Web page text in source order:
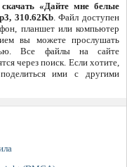
«Дайте мне белые
310.62Kb. Файл доступен
планшет или компьютер
вы можете прослушать
Все файлы на сайте
через поиск. Если хотите,
ими с другими